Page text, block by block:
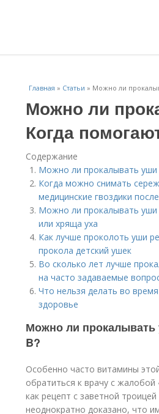
Главная » Статьи » Можно ли
Можно ли
Когда
Содержание
Можно ли прокалывать
Когда можно снимать
медицинские гвоздики
Можно ли прокалывать
или хряща уха
Как лучше проколоть уши
прокола детский ушек
Во сколько лет лучше
на часто задаваемые
Что нельзя делать во
здоровье
Можно ли
B?
Особенно часто витамины
обратиться к врачу с жалобой
как рецепт с заветной
неоднократно доказано, что